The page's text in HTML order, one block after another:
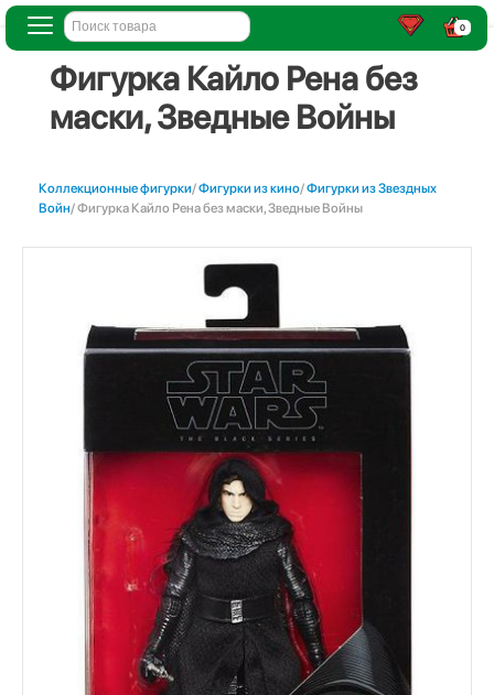
0
Фигурка Кайло Рена без
маски, Зведные Войны
Коллекционные фигурки/Фигурки из кино/Фигурки из Звездных
Войн/ Фигурка Кайло Рена без маски, Зведные Войны